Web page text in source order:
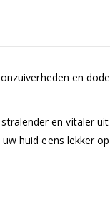
en
en vitaler
huid eens lekker op